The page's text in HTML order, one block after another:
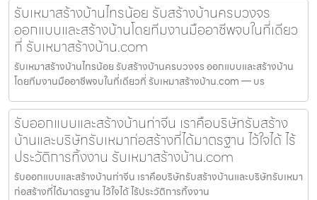
รับเหมาสร้างบ้านไทรน้อย รับสร้างบ้านครบวงจร
ออกแบบและสร้างบ้านโดยทีมงานมืออาชีพจบในที่เดียว
ที่ รับเหมาสร้างบ้าน.com
รับเหมาสร้างบ้านไทรน้อย รับสร้างบ้านครบวงจร ออกแบบและสร้างบ้าน
โดยทีมงานมืออาชีพจบในที่เดียวที่ รับเหมาสร้างบ้าน.com — บร
รับออกแบบและสร้างบ้านท่าจีน เราคือบริษัทรับสร้าง
บ้านและบริษัทรับเหมาก่อสร้างที่ได้มาตรฐาน ไว้ใจได้ ไร้
ประวัติการทิ้งงาน รับเหมาสร้างบ้าน.com
รับออกแบบและสร้างบ้านท่าจีน เราคือบริษัทรับสร้างบ้านและบริษัทรับเหมา
ก่อสร้างที่ได้มาตรฐาน ไว้ใจได้ ไร้ประวัติการทิ้งงาน